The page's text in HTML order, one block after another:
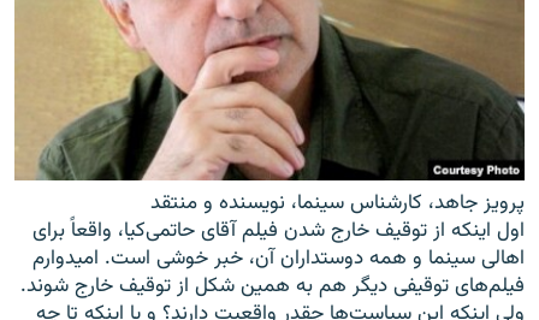
پرویز جاهد، کارشناس سینما، نویسنده و منتقد
اول اینکه از توقیف خارج شدن فیلم آقای حاتمی‌کیا، واقعاً برای
اهالی سینما و همه دوستداران آن، خبر خوشی است. امیدوارم
فیلم‌های توقیفی دیگر هم به همین شکل از توقیف خارج شوند.